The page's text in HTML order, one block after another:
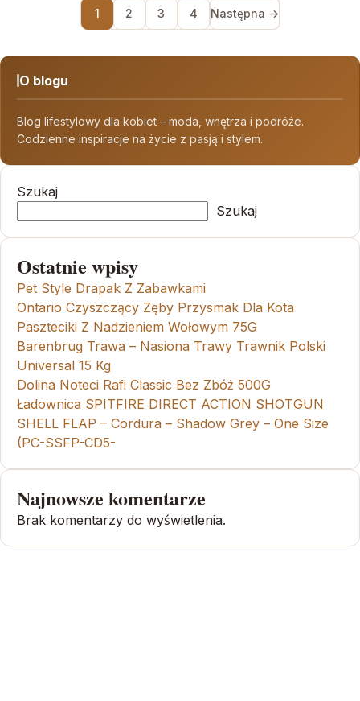
1 2 3 4 Następna →
O blogu
Blog lifestylowy dla kobiet – moda, wnętrza i podróże.
Codzienne inspiracje na życie z pasją i stylem.
Szukaj
Szukaj
Ostatnie wpisy
Pet Style Drapak Z Zabawkami
Ontario Czyszczący Zęby Przysmak Dla Kota
Paszteciki Z Nadzieniem Wołowym 75G
Barenbrug Trawa – Nasiona Trawy Trawnik Polski
Universal 15 Kg
Dolina Noteci Rafi Classic Bez Zbóż 500G
Ładownica SPITFIRE DIRECT ACTION SHOTGUN
SHELL FLAP – Cordura – Shadow Grey – One Size
(PC-SSFP-CD5-
Najnowsze komentarze
Brak komentarzy do wyświetlenia.